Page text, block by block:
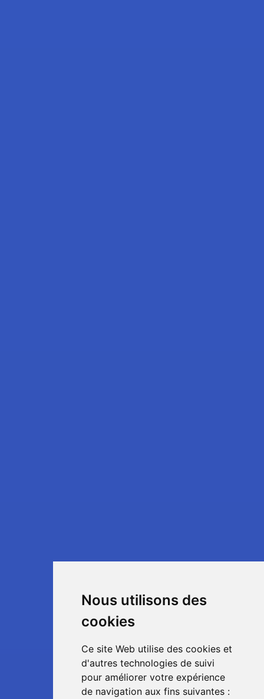
Nous utilisons des
cookies
Ce site Web utilise des cookies et
d'autres technologies de suivi
pour améliorer votre expérience
de navigation aux fins suivantes :